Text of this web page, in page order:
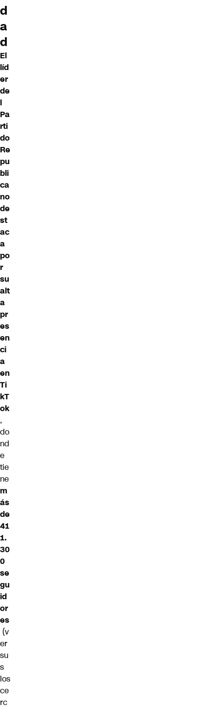
d
a
d
El
líd
er
de
l
Pa
rti
do
Re
pu
bli
ca
no
de
st
ac
a
po
r
su
alt
a
pr
es
en
ci
a
en
Ti
kT
ok
,
do
nd
e
tie
ne
m
ás
de
41
1.
30
0
se
gu
id
or
es
(v
er
su
s
los
ce
rc